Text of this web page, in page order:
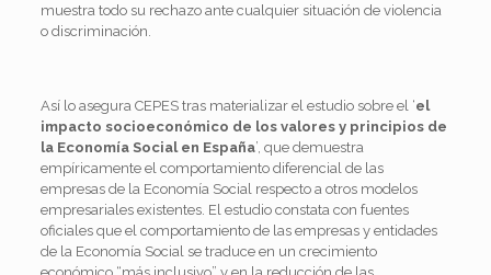
muestra todo su rechazo ante cualquier situación de violencia
o discriminación.
Así lo asegura CEPES tras materializar el estudio sobre el ‘el
impacto socioeconómico de los valores y principios de
la Economía Social en España’, que demuestra
empíricamente el comportamiento diferencial de las
empresas de la Economía Social respecto a otros modelos
empresariales existentes. El estudio constata con fuentes
oficiales que el comportamiento de las empresas y entidades
de la Economía Social se traduce en un crecimiento